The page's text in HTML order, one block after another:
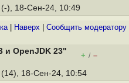
(-), 18-Сен-24, 10:49
| Наверх Cообщить модератору
и OpenJDK 23" + / –
(14), 18-Сен-24, 10:54